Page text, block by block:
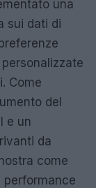
una
sui dati di
Come
del
e un
da
come
performance